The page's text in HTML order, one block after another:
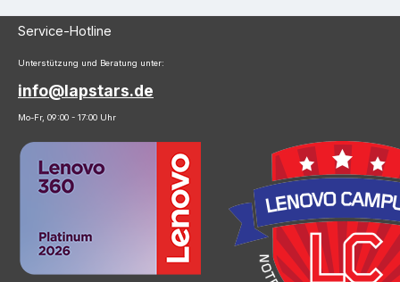
Service-Hotline
Unterstützung und Beratung unter:
info@lapstars.de
Mo-Fr, 09:00 - 17:00 Uhr